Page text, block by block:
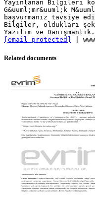
Yayınlanan Bilgileri
G&uuml;mr&uuml;k
başvurmanız tavsiye
Bilgiler, oldukları
[email protected]
Related documents